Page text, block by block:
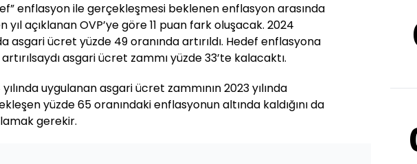
enflasyon ile gerçekleşmesi beklenen enflasyon arasında
yıl açıklanan OVP’ye göre 11 puan fark oluşacak. 2024
asgari ücret yüzde 49 oranında artırıldı. Hedef enflasyona
asgari ücret zammı yüzde 33’te kalacaktı.
uygulanan asgari ücret zammının 2023 yılında
yüzde 65 oranındaki enflasyonun altında kaldığını da
gerekir.